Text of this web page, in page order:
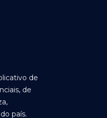
de
de
país.